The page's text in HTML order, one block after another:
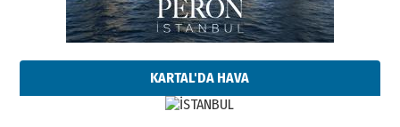
KARTAL'DA HAVA